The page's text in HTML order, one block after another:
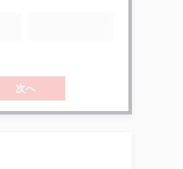
次へ